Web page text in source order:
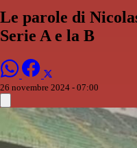
Le parole di
Serie A e la B
26 novembre 2024 - 07:00